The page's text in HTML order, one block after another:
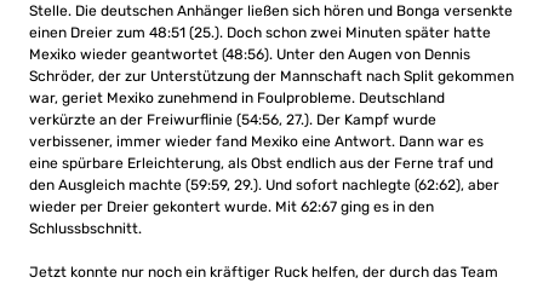
Stelle. Die deutschen Anhänger ließen sich hören und Bonga versenkte
einen Dreier zum 48:51 (25.). Doch schon zwei Minuten später hatte
Mexiko wieder geantwortet (48:56). Unter den Augen von Dennis
Schröder, der zur Unterstützung der Mannschaft nach Split gekommen
war, geriet Mexiko zunehmend in Foulprobleme. Deutschland
verkürzte an der Freiwurflinie (54:56, 27.). Der Kampf wurde
verbissener, immer wieder fand Mexiko eine Antwort. Dann war es
eine spürbare Erleichterung, als Obst endlich aus der Ferne traf und
den Ausgleich machte (59:59, 29.). Und sofort nachlegte (62:62), aber
wieder per Dreier gekontert wurde. Mit 62:67 ging es in den
Schlussbschnitt.
Jetzt konnte nur noch ein kräftiger Ruck helfen, der durch das Team